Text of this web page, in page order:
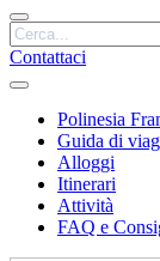
Contattaci
Polinesia
Guida di
Alloggi
Itinerari
Attività
FAQ e